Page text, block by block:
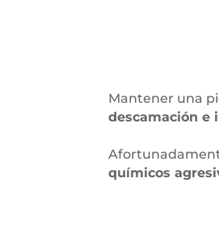
Mantener una
descamación e
químicos